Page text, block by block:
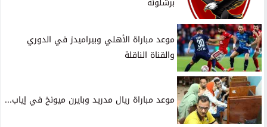
موعد مباراة الأهلي وبيراميدز في الدوري
والقناة الناقلة
موعد مباراة ريال مدريد وبايرن ميونخ في إياب...